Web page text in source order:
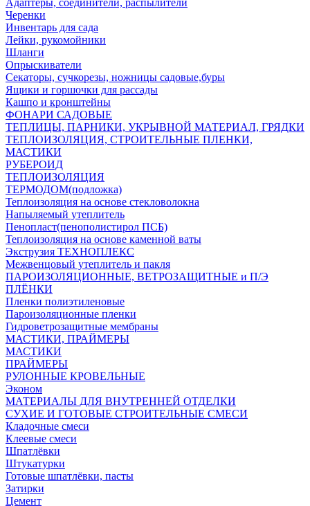
Адаптеры, соединители, распылители
Черенки
Инвентарь для сада
Лейки, рукомойники
Шланги
Опрыскиватели
Секаторы, сучкорезы, ножницы садовые,буры
Ящики и горшочки для рассады
Кашпо и кронштейны
ФОНАРИ САДОВЫЕ
ТЕПЛИЦЫ, ПАРНИКИ, УКРЫВНОЙ МАТЕРИАЛ, ГРЯДКИ
ТЕПЛОИЗОЛЯЦИЯ, СТРОИТЕЛЬНЫЕ ПЛЕНКИ,
МАСТИКИ
РУБЕРОИД
ТЕПЛОИЗОЛЯЦИЯ
ТЕРМОДОМ(подложка)
Теплоизоляция на основе стекловолокна
Напыляемый утеплитель
Пенопласт(пенополистирол ПСБ)
Теплоизоляция на основе каменной ваты
Экструзия ТЕХНОПЛЕКС
Межвенцовый утеплитель и пакля
ПАРОИЗОЛЯЦИОННЫЕ, ВЕТРОЗАЩИТНЫЕ и П/Э
ПЛЁНКИ
Пленки полиэтиленовые
Пароизоляционные пленки
Гидроветрозащитные мембраны
МАСТИКИ, ПРАЙМЕРЫ
МАСТИКИ
ПРАЙМЕРЫ
РУЛОННЫЕ КРОВЕЛЬНЫЕ
Эконом
МАТЕРИАЛЫ ДЛЯ ВНУТРЕННЕЙ ОТДЕЛКИ
СУХИЕ И ГОТОВЫЕ СТРОИТЕЛЬНЫЕ СМЕСИ
Кладочные смеси
Клеевые смеси
Шпатлёвки
Штукатурки
Готовые шпатлёвки, пасты
Затирки
Цемент